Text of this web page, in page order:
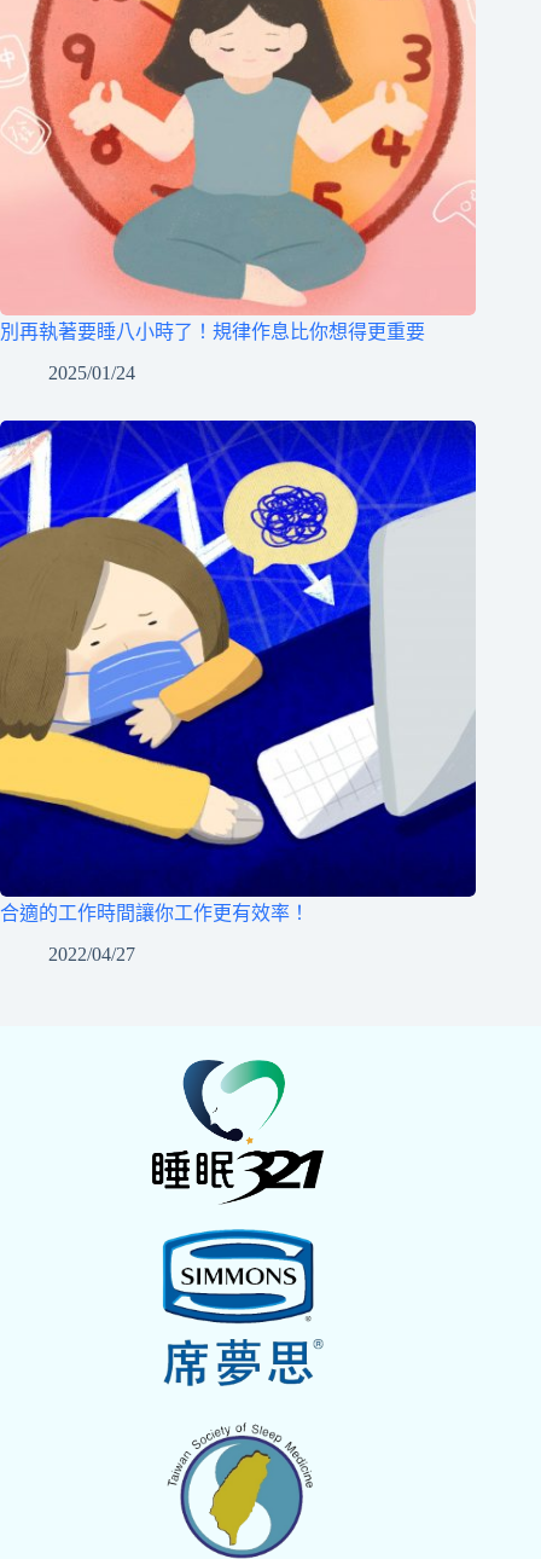
別再執著要睡八小時了！規律作息比你想得更重要
2025/01/24
合適的工作時間讓你工作更有效率！
2022/04/27